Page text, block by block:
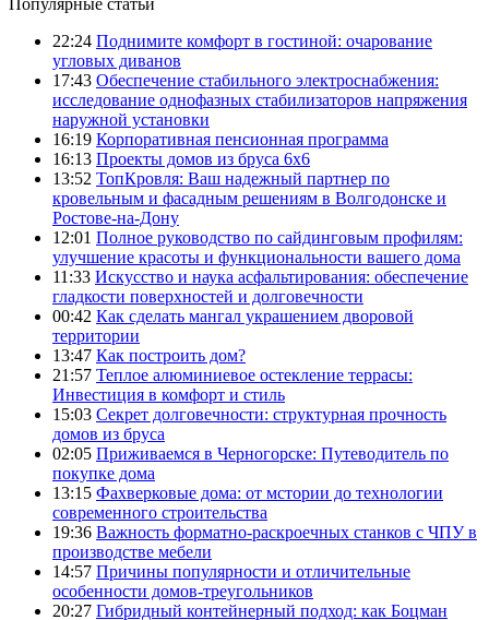
22:24 Поднимите комфорт в гостиной: очарование
угловых диванов
17:43 Обеспечение стабильного электроснабжения:
исследование однофазных стабилизаторов напряжения
наружной установки
16:19 Корпоративная пенсионная программа
16:13 Проекты домов из бруса 6х6
13:52 ТопКровля: Ваш надежный партнер по
кровельным и фасадным решениям в Волгодонске и
Ростове-на-Дону
12:01 Полное руководство по сайдинговым профилям:
улучшение красоты и функциональности вашего дома
11:33 Искусство и наука асфальтирования: обеспечение
гладкости поверхностей и долговечности
00:42 Как сделать мангал украшением дворовой
территории
13:47 Как построить дом?
21:57 Теплое алюминиевое остекление террасы:
Инвестиция в комфорт и стиль
15:03 Секрет долговечности: структурная прочность
домов из бруса
02:05 Приживаемся в Черногорске: Путеводитель по
покупке дома
13:15 Фахверковые дома: от мстории до технологии
современного строительства
19:36 Важность форматно-раскроечных станков с ЧПУ в
производстве мебели
14:57 Причины популярности и отличительные
особенности домов-треугольников
20:27 Гибридный контейнерный подход: как Боцман